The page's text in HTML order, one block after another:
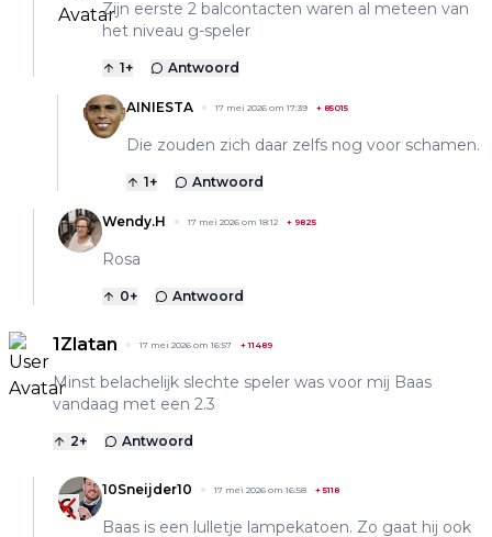
Zijn eerste 2 balcontacten waren al meteen van
het niveau g-speler
1+ Antwoord
AINIESTA 17 mei 2026 om 17:39 + 85015
Die zouden zich daar zelfs nog voor schamen.
1+ Antwoord
Wendy.H 17 mei 2026 om 18:12 + 9825
Rosa
0+ Antwoord
1Zlatan 17 mei 2026 om 16:57 +11489
Minst belachelijk slechte speler was voor mij Baas
vandaag met een 2.3
2+ Antwoord
10Sneijder10 17 mei 2026 om 16:58 + 5118
Baas is een lulletje lampekatoen. Zo gaat hij ook